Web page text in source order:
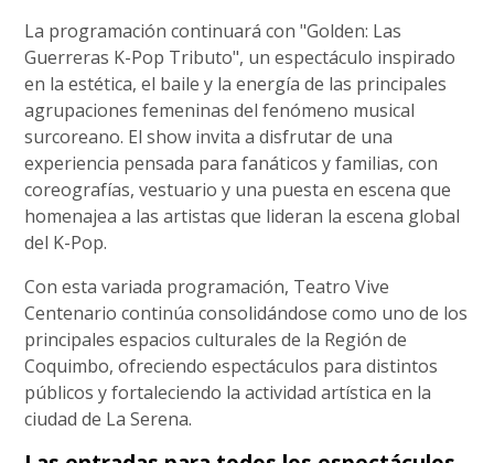
La programación continuará con "Golden: Las
Guerreras K-Pop Tributo", un espectáculo inspirado
en la estética, el baile y la energía de las principales
agrupaciones femeninas del fenómeno musical
surcoreano. El show invita a disfrutar de una
experiencia pensada para fanáticos y familias, con
coreografías, vestuario y una puesta en escena que
homenajea a las artistas que lideran la escena global
del K-Pop.
Con esta variada programación, Teatro Vive
Centenario continúa consolidándose como uno de los
principales espacios culturales de la Región de
Coquimbo, ofreciendo espectáculos para distintos
públicos y fortaleciendo la actividad artística en la
ciudad de La Serena.